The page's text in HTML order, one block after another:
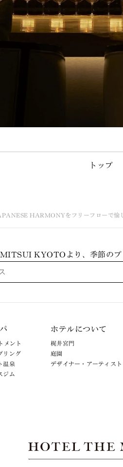
トップ
HARMONYをフリーフローで愉し
KYOTOより、季節のプ
メント
リング
温泉
ジム
ホテルについて
梶井宮門
庭園
デザイナー・アーティスト